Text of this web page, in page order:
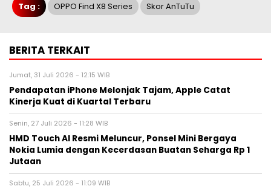
Tag : OPPO Find X8 Series Skor AnTuTu
BERITA TERKAIT
Jumat, 31 Juli 2026 - 12:15 WIB
Pendapatan iPhone Melonjak Tajam, Apple Catat
Kinerja Kuat di Kuartal Terbaru
Senin, 27 Juli 2026 - 11:28 WIB
HMD Touch AI Resmi Meluncur, Ponsel Mini Bergaya
Nokia Lumia dengan Kecerdasan Buatan Seharga Rp 1
Jutaan
Sabtu, 25 Juli 2026 - 11:09 WIB